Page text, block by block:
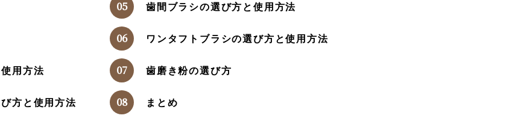
用方法
方と使用方法
歯間ブラシの選び方と使用方法
ワンタフトブラシの選び方と使用方法
歯磨き粉の選び方
まとめ